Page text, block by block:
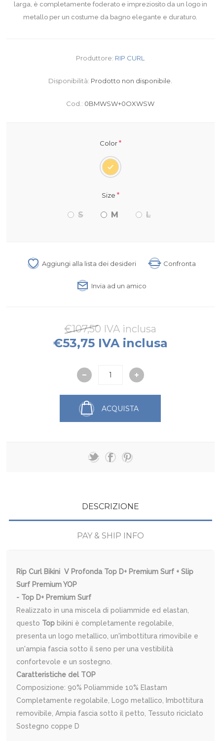
larga, è completamente foderato e impreziosito da un logo in
metallo per un costume da bagno elegante e duraturo.
Produttore: RIP CURL
Disponibilità: Prodotto non disponibile.
Cod.: 0BMWSW+0OXWSW
Color*
Size *
S M L
Aggiungi alla lista dei desideri Confronta
Invia ad un amico
€107,50 IVA inclusa
€53,75 IVA inclusa
ACQUISTA
DESCRIZIONE
PAY & SHIP INFO
Rip Curl Bikini V Profonda Top D+ Premium Surf + Slip
Surf Premium YOP
- Top D+ Premium Surf
Realizzato in una miscela di poliammide ed elastan,
questo Top bikini è completamente regolabile,
presenta un logo metallico, un'imbottitura rimovibile e
un'ampia fascia sotto il seno per una vestibilità
confortevole e un sostegno.
Caratteristiche del TOP
Composizione: 90% Poliammide 10% Elastam
Completamente regolabile, Logo metallico, Imbottitura
removibile, Ampia fascia sotto il petto, Tessuto riciclato
Sostegno coppe D